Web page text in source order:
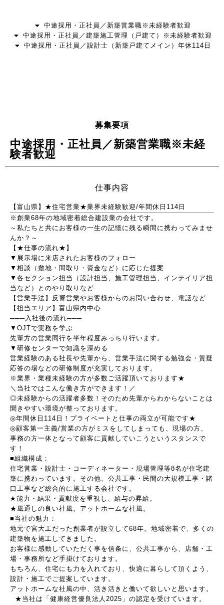
中途採用・正社員／新築営業職※未経験者歓迎​
中途採用・正社員／建築施工管理（戸建て）※未経験者歓迎​
中途採用・正社員／設計士（新築戸建てメイン）年休114日​
募集要項
中途採用・正社員／新築営業職※未経
験者歓迎
仕事内容
【富山県】★住宅営業★業界未経験歓迎/年間休日114日
※創業68年の地域密着総合建設業の会社です。
～私たちと共にお客様の一生の記憶に残る瞬間に携わってみませ
んか？～
【★仕事の流れ★】
▼展示場に来店されたお客様のフォロー
▼相談（敷地・間取り・資金など）に応じた提案
▼各セクション担当（設計担当、施工管理担当、インテイリア担
当など）とのやり取りなど
【営業手法】反響営業やお客様からのお問い合わせ、電話など
【担当エリア】富山県内中心
───入社後の流れ───
▼OJTで実務を学ぶ
先輩方の営業同行を半年程度みっちり行います。
▼研修センターで知識を深める
営業経験のある社長や先輩から、営業手法に関する勉強会・質疑
応答の場などの研修制度が充実しております。
※業界・業種未経験の方が多数ご活躍頂いております★
＼当社ではこんな働き方ができます！／
◎未経験からの活躍者多数！そのため先輩からわからないことは
聞きやすい環境が整っております。
◎年間休日114日！プライベートと仕事の両立が可能です★
◎顧客第一主義/営業の方がミスをしてしまっても、現場の方、
事務の方一体となって顧客に貢献していこうというスタンスで
す！
■組織構成：
住宅営業・設計士・コーディネーター・現場管理等8名が住宅建
築に携わっています。その他、公共工事・民間の大規模工事・諸
口工事など総合的に施工する会社です。
★能力・結果・貢献度を重視し、給与の昇給。
★風通しの良い社風。アットホームな社風。
■当社の魅力：
地元で宮大工だった創業者が設立して68年。地域密着で、多くの
建築物を施工してきました。
お客様に感動していただく事を信条に、公共工事から、店舗・工
場・事務所など手掛けております。
もちろん、住宅にも力を入れており、快適に暮らして頂くよう、
設計・施工でご提案しています。
アットホームな社風の中、活き活きと働いて欲しいと思います。
★当社は「健康経営優良法人2025」の認定を受けています。